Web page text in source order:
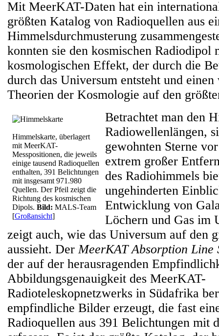
Mit MeerKAT-Daten hat ein
größten Katalog von Radioquellen aus
Himmelsdurchmusterung
konnten sie den kosmischen Radiodipol
kosmologischen Effekt, der durch die
durch das Universum entsteht und
Theorien der Kosmologie auf den
Himmelskarte, überlagert
mit MeerKAT-
Messpositionen, die jeweils
einige tausend Radioquellen
enthalten, 391 Belichtungen
mit insgesamt 971.980
Quellen. Der Pfeil zeigt die
Richtung des kosmischen
Dipols. Bild: MALS-Team
[Großansicht]
Betrachtet man den
Radiowellenlängen,
gewohnten Sterne
extrem großer
des Radiohimmels
ungehinderten
Entwicklung von
Löchern und Gas im
zeigt auch, wie das Universum auf den
aussieht. DerMeerKAT Absorption Line
der auf der herausragenden
Abbildungsgenauigkeit des MeerKAT-
Radioteleskopnetzwerks in Südafrika
empfindliche Bilder erzeugt, die fast
Radioquellen aus 391 Belichtungen mit